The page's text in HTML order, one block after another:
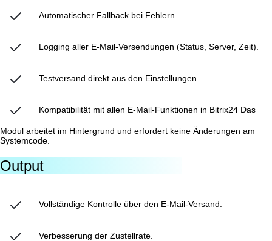
Automatischer Fallback bei Fehlern.
Logging aller E-Mail-Versendungen (Status, Server, Zeit).
Testversand direkt aus den Einstellungen.
Kompatibilität mit allen E-Mail-Funktionen in Bitrix24 Das
Modul arbeitet im Hintergrund und erfordert keine Änderungen am
Systemcode.
Output
Vollständige Kontrolle über den E-Mail-Versand.
Verbesserung der Zustellrate.